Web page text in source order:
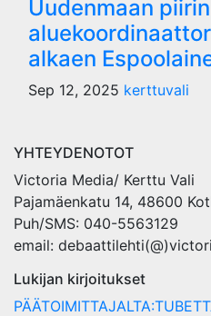
Uudenmaan piirin
alkaen
Sep 12, 2025 kerttuvali
YHTEYDENOTOT
Victoria Media/ Kerttu Vali
Pajamäenkatu 14, 48600
Puh/SMS: 040-5563129
email:
Lukijan kirjoitukset